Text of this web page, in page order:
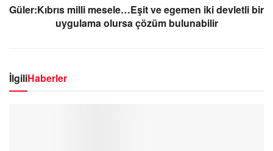
Güler:Kıbrıs milli mesele…Eşit ve egemen iki devletli bir
uygulama olursa çözüm bulunabilir
İlgiliHaberler